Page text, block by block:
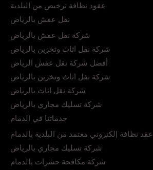
عقود نظافة ترخيص من البلدية
نقل عفش بالرياض
شركة نقل عفش بالرياض
شركة نقل اثاث وتخزين بالرياض
أفضل شركة نقل عفش الرياض
شركة نقل اثاث وتخزين بالرياض
شركة نقل اثاث بالرياض
شركة تسليك مجاري بالرياض
خدماتنا في الدمام
عقد نظافة إلكتروني معتمد من البلدية بالدمام
شركة تسليك مجاري بالرياض
شركة مكافحة حشرات بالدمام